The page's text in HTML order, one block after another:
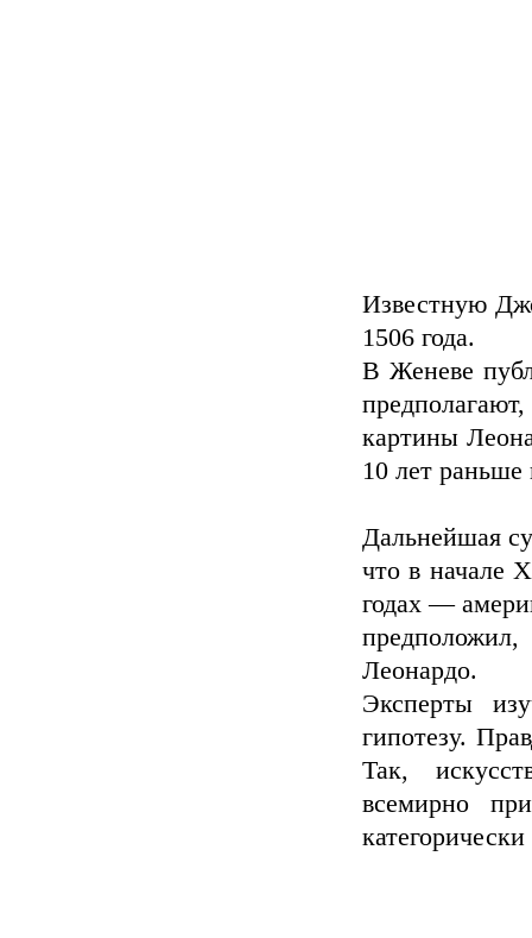
Известную
1506 года.
В Женеве
картины
10 лет раньше
Дальнейшая
что в начале
годах —
Леонардо.
Эксперты
гипотезу.
Так,
всемирно